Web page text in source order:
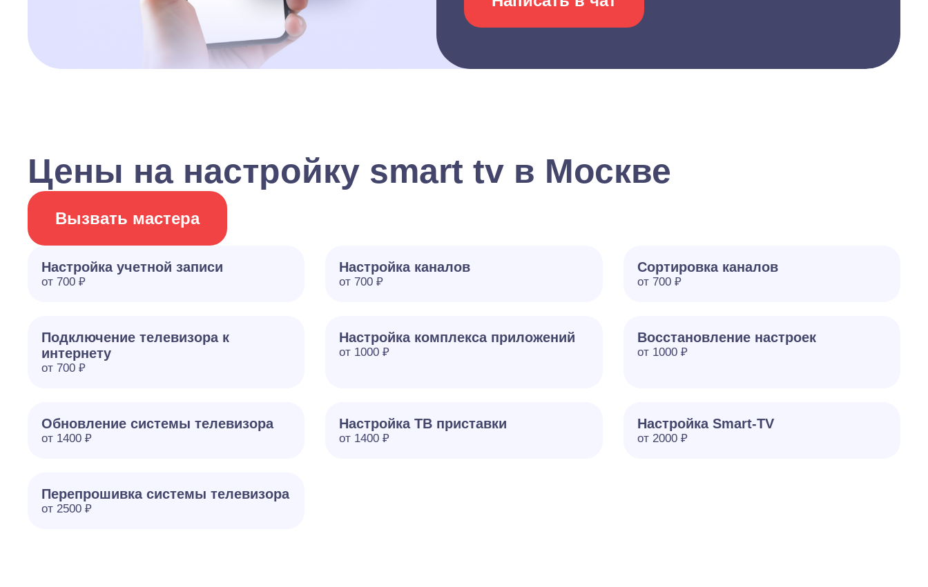
Цены на настройку smart tv в Москве
Вызвать мастера
Настройка учетной записи
от 700 ₽
Настройка каналов
от 700 ₽
Сортировка каналов
от 700 ₽
Подключение телевизора к
интернету
от 700 ₽
Настройка комплекса приложений
от 1000 ₽
Восстановление настроек
от 1000 ₽
Обновление системы телевизора
от 1400 ₽
Настройка ТВ приставки
от 1400 ₽
Настройка Smart-TV
от 2000 ₽
Перепрошивка системы телевизора
от 2500 ₽